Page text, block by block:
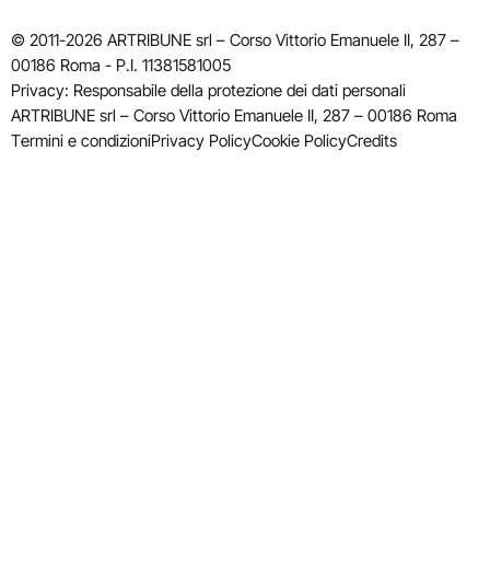
© 2011-2026 ARTRIBUNE srl – Corso Vittorio Emanuele II, 287 –
00186 Roma - P.I. 11381581005
Privacy: Responsabile della protezione dei dati personali
ARTRIBUNE srl – Corso Vittorio Emanuele II, 287 – 00186 Roma
Termini e condizioniPrivacy PolicyCookie PolicyCredits